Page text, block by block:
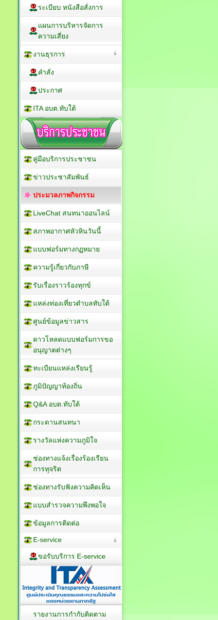
ระเบียบ หนังสือสั่งการ
แผนการบริหารจัดการ
ความเสี่ยง
งานธุรการ
คำสั่ง
ประกาศ
ITA อบต.ทับใต้
คู่มือบริการประชาชน
ข่าวประชาสัมพันธ์
ประมวลภาพกิจกรรม
LiveChat สนทนาออนไลน์
สภาพอากาศหัวหินวันนี้
แบบฟอร์มทางกฏหมาย
ความรู้เกี่ยวกับภาษี
รับเรื่องราวร้องทุกข์
แหล่งท่องเที่ยวตำบลทับใต้
ศูนย์ข้อมูลข่าวสาร
ดาวโหลดแบบฟอร์มการขอ
อนุญาตต่างๆ
ทะเบียนแหล่งเรียนรู้
ภูมิปัญญาท้องถิ่น
Q&A อบต.ทับใต้
กระดานสนทนา
รางวัลแห่งความภูมิใจ
ช่องทางแจ้งเรื่องร้องเรียน
การทุจริต
ช่องทางรับฟังความคิดเห็น
แบบสำรวจความพึงพอใจ
ข้อมูลการติดต่อ
E-service
ขอรับบริการ E-service
รายงานการกำกับติดตาม